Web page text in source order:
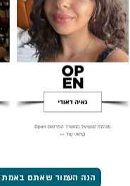
הנה העמוד שאתם באמת